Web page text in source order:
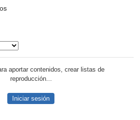
aportar contenidos, crear listas de
reproducción...
Iniciar sesión